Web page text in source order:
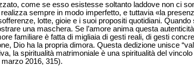
come se esso esistesse soltanto laddove non ci
sempre in modo imperfetto, e tuttavia «la
lotte, gioie e i suoi propositi quotidiani.
una maschera. Se l’amore anima questa
familiare è fatta di migliaia di gesti reali, di gesti
Dio ha la propria dimora. Questa dedizione unisce
la spiritualità matrimoniale è una spiritualità del
marzo 2016, 315).